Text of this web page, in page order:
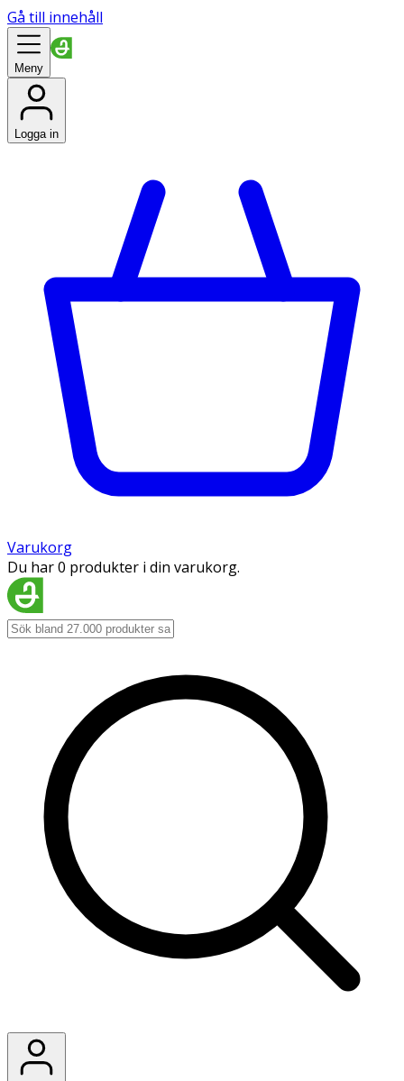
Gå till innehåll
Meny
Logga in
Varukorg
Du har 0 produkter i din varukorg.